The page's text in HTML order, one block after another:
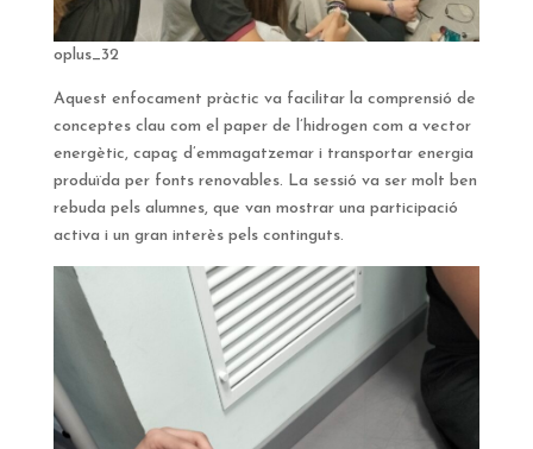
oplus_32
Aquest enfocament pràctic va facilitar la comprensió de
conceptes clau com el paper de l’hidrogen com a vector
energètic, capaç d’emmagatzemar i transportar energia
produïda per fonts renovables. La sessió va ser molt ben
rebuda pels alumnes, que van mostrar una participació
activa i un gran interès pels continguts.